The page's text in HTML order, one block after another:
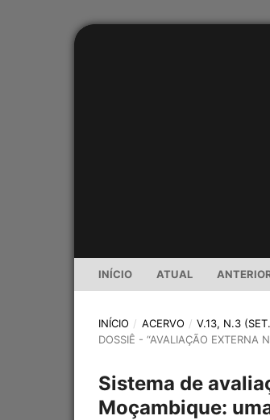
INÍCIO ATUAL
INÍCIO / ACERVO / V.13, N.3
DOSSIÊ - “AVALIAÇÃO EXTERNA
Sistema de
Moçambique: